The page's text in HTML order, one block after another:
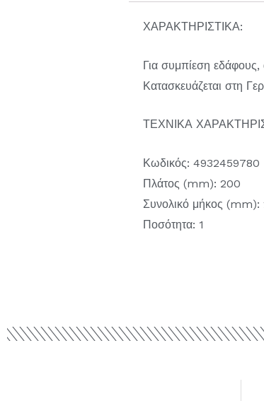
ΧΑΡΑΚΤΗΡΙΣΤΙΚΑ:
Για συμπίεση εδάφους,
Κατασκευάζεται στη
ΤΕΧΝΙΚΑ
Κωδικός: 4932459780
Πλάτος (mm): 200
Συνολικό μήκος (mm):
Ποσότητα: 1